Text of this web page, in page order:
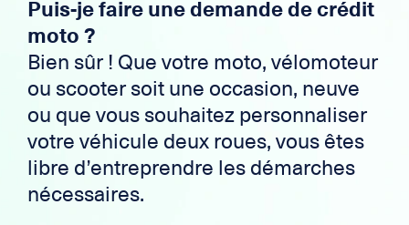
Puis-je faire une demande de crédit
moto ?
Bien sûr ! Que votre moto, vélomoteur
ou scooter soit une occasion, neuve
ou que vous souhaitez personnaliser
votre véhicule deux roues, vous êtes
libre d’entreprendre les démarches
nécessaires.